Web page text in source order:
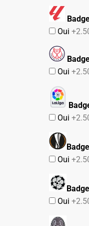
Oui
Oui
Oui
Oui
Oui